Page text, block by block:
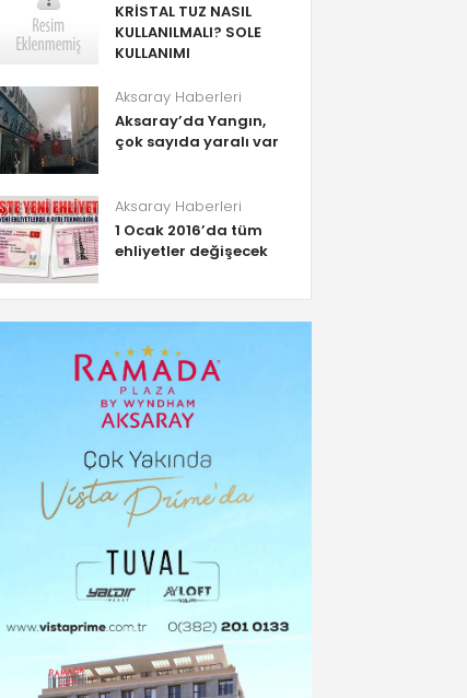
KRİSTAL TUZ NASIL
KULLANILMALI? SOLE
KULLANIMI
Aksaray Haberleri
Aksaray’da Yangın,
çok sayıda yaralı var
Aksaray Haberleri
1 Ocak 2016’da tüm
ehliyetler değişecek